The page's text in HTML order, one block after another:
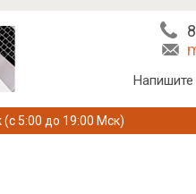
Напишите
5:00 до 19:00 Мск)